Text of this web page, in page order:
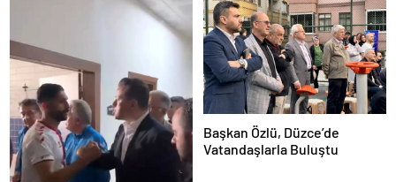
Başkan Özlü, Düzce’de
Vatandaşlarla Buluştu